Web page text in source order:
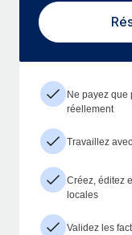
Ne payez que
réellement
Travaillez
Créez, éditez
locales
Validez les